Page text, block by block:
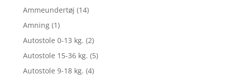
Ammeundertøj (14)
Amning (1)
Autostole 0-13 kg. (2)
Autostole 15-36 kg. (5)
Autostole 9-18 kg. (4)